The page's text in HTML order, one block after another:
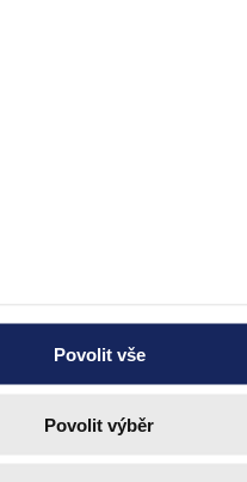
Povolit vše
Povolit výběr